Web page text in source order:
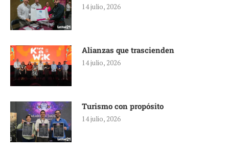
14 julio, 2026
Alianzas que trascienden
14 julio, 2026
Turismo con propósito
14 julio, 2026